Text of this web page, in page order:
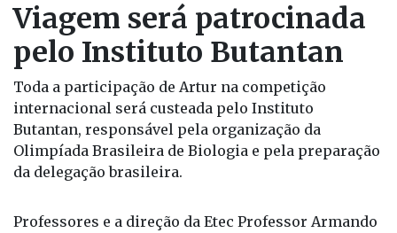
Viagem será patrocinada
pelo Instituto Butantan
Toda a participação de Artur na competição
internacional será custeada pelo Instituto
Butantan, responsável pela organização da
Olimpíada Brasileira de Biologia e pela preparação
da delegação brasileira.
Professores e a direção da Etec Professor Armando